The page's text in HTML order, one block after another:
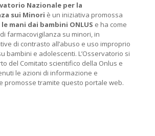
Nazionale per la
sui Minori è un iniziativa promossa
le mani dai bambini ONLUS e ha come
farmacovigilanza su minori, in
di contrasto all’abuso e uso improprio
bambini e adolescenti. L’Osservatorio si
del Comitato scientifico della Onlus e
le azioni di informazione e
promosse tramite questo portale web.